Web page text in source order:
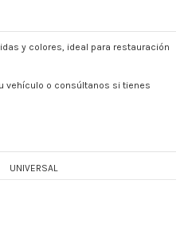
y colores, ideal para restauración
vehículo o consúltanos si tienes
UNIVERSAL